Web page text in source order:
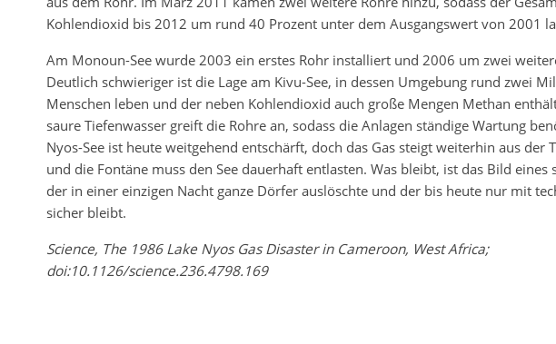
Kohlendioxid bis 2012 um rund 40 Prozent unter dem Ausgangswert von 2001
Am Monoun-See wurde 2003 ein erstes Rohr installiert und 2006 um zwei
Deutlich schwieriger ist die Lage am Kivu-See, in dessen Umgebung rund zwei
Menschen leben und der neben Kohlendioxid auch große Mengen Methan
saure Tiefenwasser greift die Rohre an, sodass die Anlagen ständige Wartung
Nyos-See ist heute weitgehend entschärft, doch das Gas steigt weiterhin aus der
und die Fontäne muss den See dauerhaft entlasten. Was bleibt, ist das Bild eines
der in einer einzigen Nacht ganze Dörfer auslöschte und der bis heute nur mit
sicher bleibt.
Science, The 1986 Lake Nyos Gas Disaster in Cameroon, West Africa;
doi:10.1126/science.236.4798.169